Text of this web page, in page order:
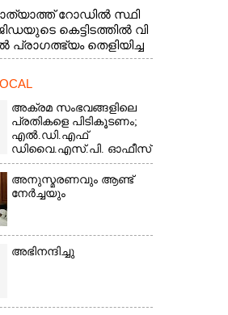
റോഡിൽ സ്ഥി
കെട്ടിടത്തിൽ വി
പ്രാഗത്ഭ്യം തെളിയിച്ച
അക്രമ സംഭവങ്ങളിലെ
പ്രതികളെ പിടികൂടണം;
എൽ.ഡി.എഫ്
ഡിവൈ.എസ്.പി. ഓഫീസ്
മാർച്ച്
അനുസ്മരണവും ആണ്ട്
നേർച്ചയും
അഭിനന്ദിച്ചു